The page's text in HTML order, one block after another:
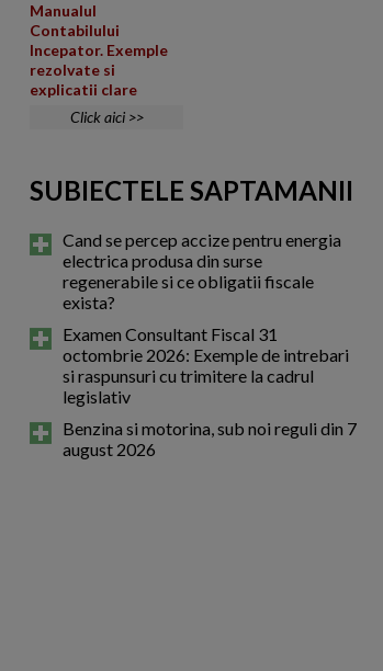
Manualul
Contabilului
Incepator. Exemple
rezolvate si
explicatii clare
Click aici >>
SUBIECTELE SAPTAMANII
Cand se percep accize pentru energia
electrica produsa din surse
regenerabile si ce obligatii fiscale
exista?
Examen Consultant Fiscal 31
octombrie 2026: Exemple de intrebari
si raspunsuri cu trimitere la cadrul
legislativ
Benzina si motorina, sub noi reguli din 7
august 2026